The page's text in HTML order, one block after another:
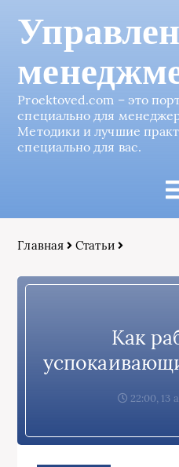
Proektoved.com – это
специально для
Методики и лучшие
специально для вас.
Главная Статьи
Как
22:00, 13